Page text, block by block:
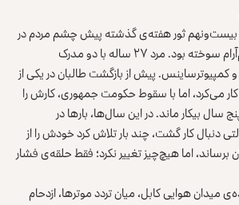
ثور هفته‌ی گذشته پیش چشم مردم در
آتش بسوزد، سال‌ها آرام‌آرام سوخته بود. مرد ۲۷ ساله‌ با دو مدرک
پیش از بازگشت طالبان در یکی از
می‌کرد، اما با سقوط حکومت جمهوری، کارش را
سال بیکار ماند. در این سال‌ها، بارها در
دنبال کار گشت، چند بار تلاش کرد خودش را از
برساند، اما هیچ‌چیز تغییر نکرد؛ فقط حلقه‌ی فشار
میدان هوایی کابل، میان تردد موترها، ازدحام